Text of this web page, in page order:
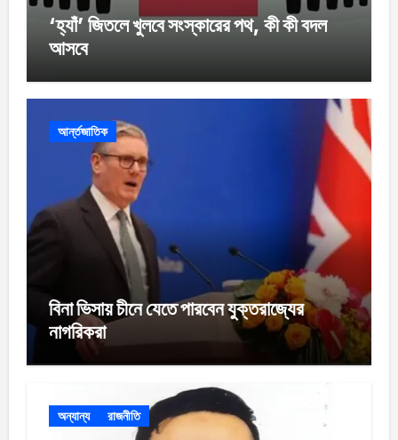
‘হ্যাঁ’ জিতলে খুলবে সংস্কারের পথ, কী কী বদল
আসবে
আর্ন্তজাতিক
বিনা ভিসায় চীনে যেতে পারবেন যুক্তরাজ্যের
নাগরিকরা
অন্যান্য রাজনীতি